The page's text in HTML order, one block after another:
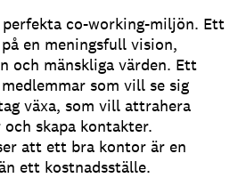
co-working-miljön. Ett
en meningsfull vision,
och mänskliga värden. Ett
som vill se sig
växa, som vill attrahera
skapa kontakter.
att ett bra kontor är en
ett kostnadsställe.